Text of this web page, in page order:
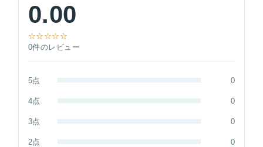
0.00
☆☆☆☆☆
0件のレビュー
5点 0
4点 0
3点 0
2点 0